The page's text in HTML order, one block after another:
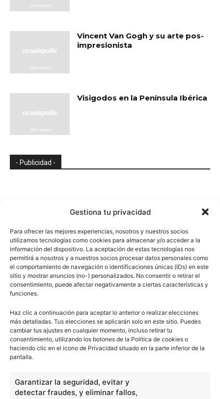
Gestiona tu privacidad
Para ofrecer las mejores experiencias, nosotros y nuestros socios
utilizamos tecnologías como cookies para almacenar y/o acceder a la
información del dispositivo. La aceptación de estas tecnologías nos
permitirá a nosotros y a nuestros socios procesar datos personales como
el comportamiento de navegación o identificaciones únicas (IDs) en este
sitio y mostrar anuncios (no-) personalizados. No consentir o retirar el
consentimiento, puede afectar negativamente a ciertas características y
funciones.
Haz clic a continuación para aceptar lo anterior o realizar elecciones
más detalladas. Tus elecciones se aplicarán solo en este sitio. Puedes
cambiar tus ajustes en cualquier momento, incluso retirar tu
consentimiento, utilizando los botones de la Política de cookies o
haciendo clic en el icono de Privacidad situado en la parte inferior de la
pantalla.
Garantizar la seguridad, evitar y
detectar fraudes, y eliminar fallos,
Vincent Van Gogh y su arte pos-
impresionista
Visigodos en la Península Ibérica
- Publicidad -